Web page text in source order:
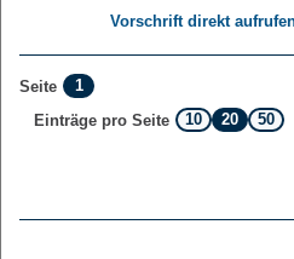
Vorschrift direkt
Seite
1
Einträge pro Seite
10 20 50